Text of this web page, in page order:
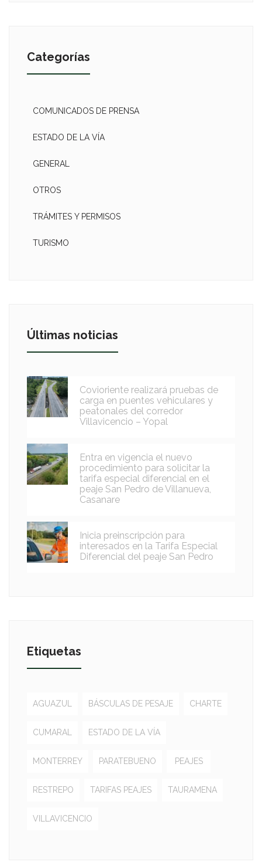
Categorías
COMUNICADOS DE PRENSA
ESTADO DE LA VÍA
GENERAL
OTROS
TRÁMITES Y PERMISOS
TURISMO
Últimas noticias
Covioriente realizará pruebas de
carga en puentes vehiculares y
peatonales del corredor
Villavicencio – Yopal
Entra en vigencia el nuevo
procedimiento para solicitar la
tarifa especial diferencial en el
peaje San Pedro de Villanueva,
Casanare
Inicia preinscripción para
interesados en la Tarifa Especial
Diferencial del peaje San Pedro
Etiquetas
AGUAZUL BÁSCULAS DE PESAJE CHARTE
CUMARAL ESTADO DE LA VÍA
MONTERREY PARATEBUENO PEAJES
RESTREPO TARIFAS PEAJES TAURAMENA
VILLAVICENCIO